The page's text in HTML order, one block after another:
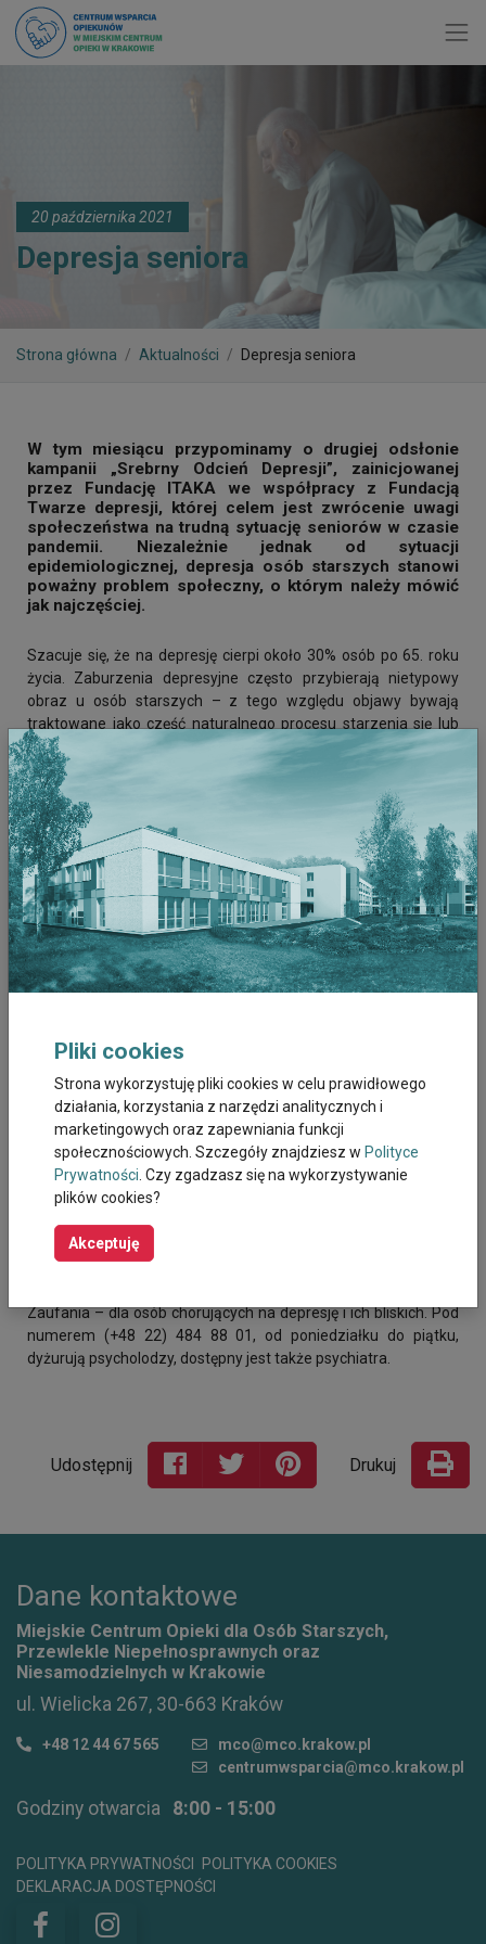
20 października 2021
Depresja seniora
Strona główna Aktualności Depresja seniora
W tym miesiącu przypominamy o drugiej odsłonie
kampanii „Srebrny Odcień Depresji”, zainicjowanej
przez Fundację ITAKA we współpracy z Fundacją
Twarze depresji, której celem jest zwrócenie uwagi
społeczeństwa na trudną sytuację seniorów w czasie
pandemii. Niezależnie jednak od sytuacji
epidemiologicznej, depresja osób starszych stanowi
poważny problem społeczny, o którym należy mówić
jak najczęściej.
Szacuje się, że na depresję cierpi około 30% osób po 65. roku
życia. Zaburzenia depresyjne często przybierają nietypowy
obraz u osób starszych – z tego względu objawy bywają
traktowane jako część naturalnego procesu starzenia się lub
też wynik choroby somatycznej. Jakie objawy powinny
wzbudzić nasz niepokój?
Nie lekceważ objawów, skonsultuj się ze specjalistą!
Zaufania – dla osób chorujących na depresję i ich bliskich. Pod
numerem (+48 22) 484 88 01, od poniedziałku do piątku,
dyżurują psycholodzy, dostępny jest także psychiatra.
Udostępnij Drukuj
Pliki cookies
Strona wykorzystuję pliki cookies w celu prawidłowego
działania, korzystania z narzędzi analitycznych i
marketingowych oraz zapewniania funkcji
społecznościowych. Szczegóły znajdziesz w Polityce
Prywatności. Czy zgadzasz się na wykorzystywanie
plików cookies?
Akceptuję
Dane kontaktowe
Miejskie Centrum Opieki dla Osób Starszych,
Przewlekle Niepełnosprawnych oraz
Niesamodzielnych w Krakowie
ul. Wielicka 267, 30-663 Kraków
+48 12 44 67 565
mco@mco.krakow.pl
centrumwsparcia@mco.krakow.pl
Godziny otwarcia 8:00 - 15:00
POLITYKA PRYWATNOŚCI
POLITYKA COOKIES
DEKLARACJA DOSTĘPNOŚCI